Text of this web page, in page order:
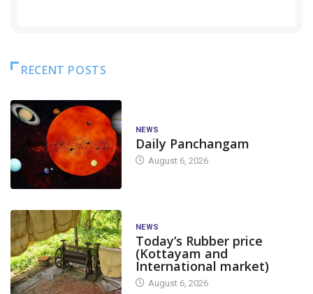
RECENT POSTS
NEWS
Daily Panchangam
August 6, 2026
NEWS
Today’s Rubber price
(Kottayam and
International market)
August 6, 2026